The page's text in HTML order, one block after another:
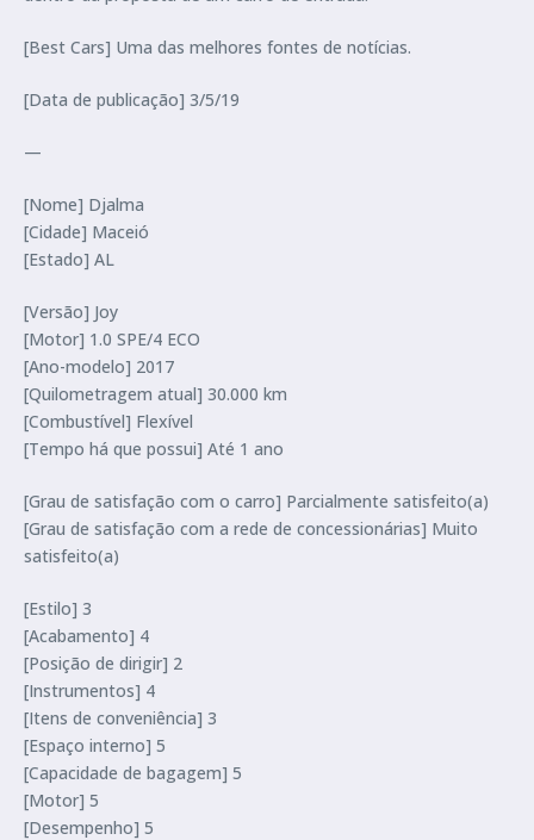
[Best Cars] Uma das melhores fontes de notícias.
[Data de publicação] 3/5/19
—
[Nome] Djalma
[Cidade] Maceió
[Estado] AL
[Versão] Joy
[Motor] 1.0 SPE/4 ECO
[Ano-modelo] 2017
[Quilometragem atual] 30.000 km
[Combustível] Flexível
[Tempo há que possui] Até 1 ano
[Grau de satisfação com o carro] Parcialmente satisfeito(a)
[Grau de satisfação com a rede de concessionárias] Muito
satisfeito(a)
[Estilo] 3
[Acabamento] 4
[Posição de dirigir] 2
[Instrumentos] 4
[Itens de conveniência] 3
[Espaço interno] 5
[Capacidade de bagagem] 5
[Motor] 5
[Desempenho] 5